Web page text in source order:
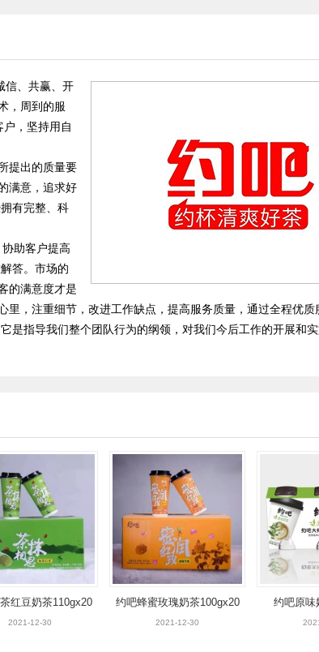
信、共赢、开
，周到的服
，坚持用自
提出的质量要
满意，追求好
有完整、科
助客户提高
答。市场的
的满意度才是
，注重细节，改进工作缺点，提高服务质量，通过全程优质
是指导我们整个团队行为的纲领，对我们今后工作的开展和
红豆奶茶110gx20
杯
2021-12-30
约吧蜂蜜玫瑰奶茶100gx20
杯
2021-12-30
约吧原味